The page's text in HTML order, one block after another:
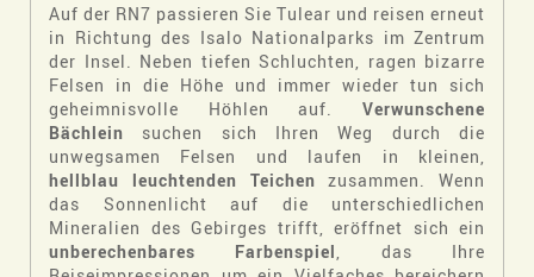
Auf der RN7 passieren Sie Tulear und reisen erneut
in Richtung des Isalo Nationalparks im Zentrum
der Insel. Neben tiefen Schluchten, ragen bizarre
Felsen in die Höhe und immer wieder tun sich
geheimnisvolle Höhlen auf. Verwunschene
Bächlein suchen sich Ihren Weg durch die
unwegsamen Felsen und laufen in kleinen,
hellblau leuchtenden Teichen zusammen. Wenn
das Sonnenlicht auf die unterschiedlichen
Mineralien des Gebirges trifft, eröffnet sich ein
unberechenbares Farbenspiel
, das Ihre